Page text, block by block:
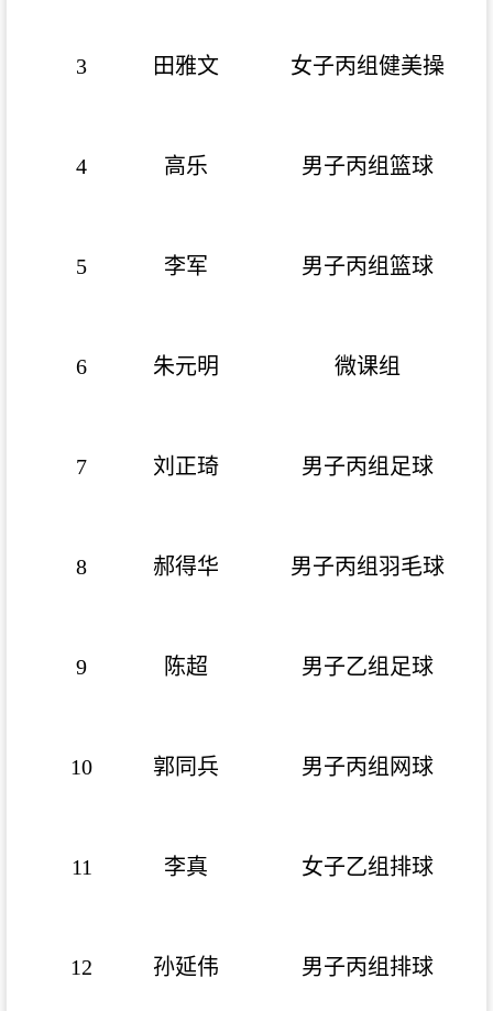
3 田雅文 女子丙组健美操
4 高乐 男子丙组篮球
5 李军 男子丙组篮球
6 朱元明 微课组
7 刘正琦 男子丙组足球
8 郝得华 男子丙组羽毛球
9 陈超 男子乙组足球
10 郭同兵 男子丙组网球
11 李真 女子乙组排球
12 孙延伟 男子丙组排球